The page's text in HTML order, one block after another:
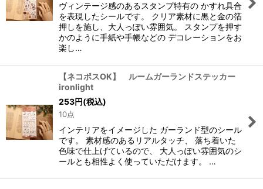
ヴィンテージ感のあるスタンプ特有の かすれ具合
を表現したシールです。 クリア素材に黒と金の箔
押しを施し、大人っぽい雰囲気。 スタンプを押す
かのように手紙や手帳などの デコレーションをお
楽し…
【ネコポスOK】 ルームガーランドステッカー
ironlight
253円(税込)
10点
インテリアをイメージした ガーランド型のシール
です。 素材感のあるリアルタッチ、 落ち着いた
色味で仕上げているので、 大人っぽい雰囲気のシ
ールとも相性よく使っていただけます。 …